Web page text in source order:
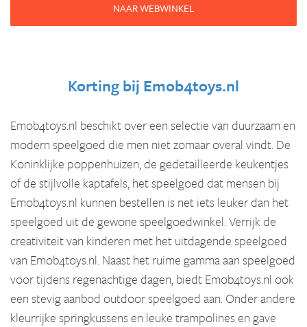
NAAR WEBWINKEL
Korting bij Emob4toys.nl
Emob4toys.nl beschikt over een selectie van duurzaam en
modern speelgoed die men niet zomaar overal vindt. De
Koninklijke poppenhuizen, de gedetailleerde keukentjes
of de stijlvolle kaptafels, het speelgoed dat mensen bij
Emob4toys.nl kunnen bestellen is net iets leuker dan het
speelgoed uit de gewone speelgoedwinkel. Verrijk de
creativiteit van kinderen met het uitdagende speelgoed
van Emob4toys.nl. Naast het ruime gamma aan speelgoed
voor tijdens regenachtige dagen, biedt Emob4toys.nl ook
een stevig aanbod outdoor speelgoed aan. Onder andere
kleurrijke springkussens en leuke trampolines en gave